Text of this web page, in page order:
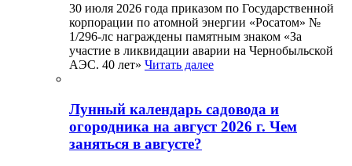
30 июля 2026 года приказом по Государственной
корпорации по атомной энергии «Росатом» №
1/296-лс награждены памятным знаком «За
участие в ликвидации аварии на Чернобыльской
АЭС. 40 лет» Читать далее
Лунный календарь садовода и
огородника на август 2026 г. Чем
заняться в августе?